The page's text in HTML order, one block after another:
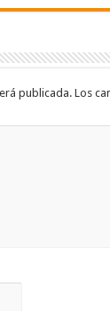
publicada.Los